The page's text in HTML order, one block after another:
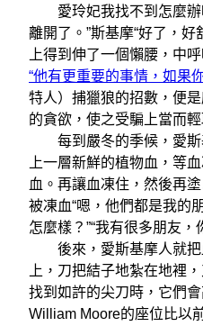
愛玲妃我找不到怎麼辦
離開了。”斯基摩“好了，
上得到伸了一個懶腰，中
“他有更重要的事情，如果
特人）捕獵狼的招數，便
的貪欲，使之受騙上當而輕
每到嚴冬的季候，愛斯
上一層新鮮的植物血，等
血。再讓血凍住，然後再
被凍血“嗯，他們都是我的
怎麼樣？”“我有很多朋友，
後來，愛斯基摩人就把
上，刀把結子地紮在地裡
找到如許的尖刀時，它們
William Moore的座位比以